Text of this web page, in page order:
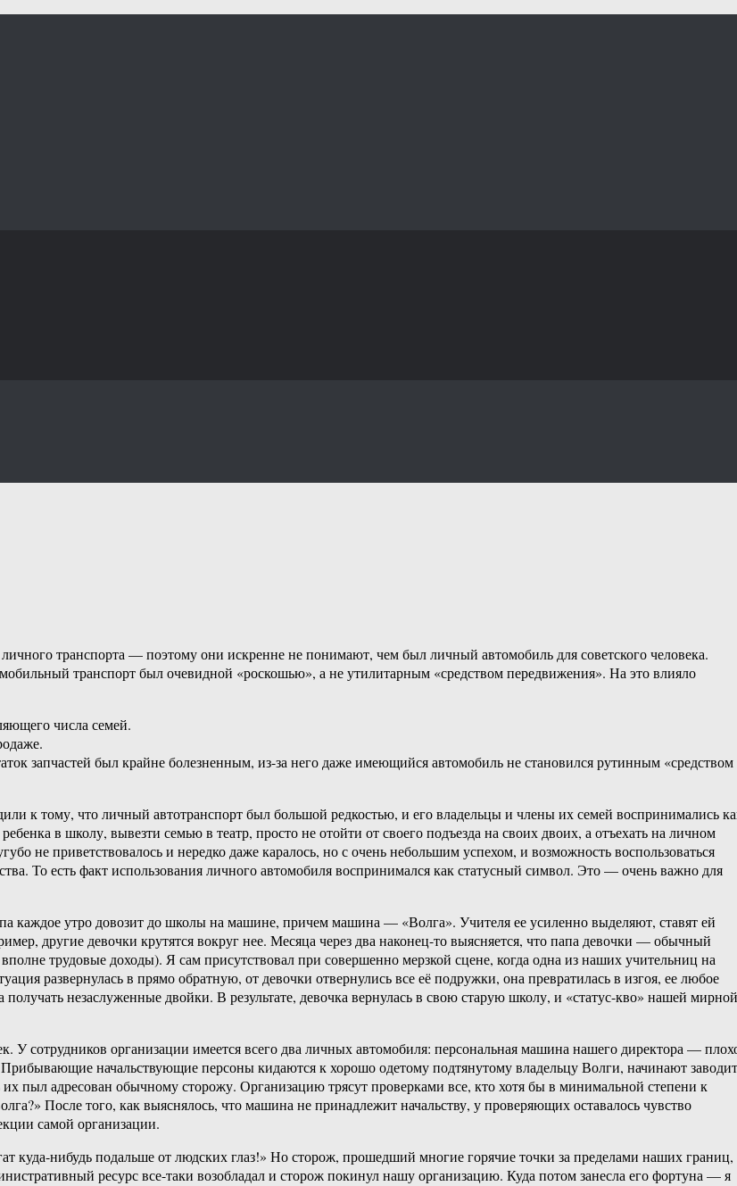
транспорта — поэтому они искренне не понимают, чем был личный автомобиль для советского человека.
транспорт был очевидной «роскошью», а не утилитарным «средством передвижения». На это влияло
числа семей.
запчастей был крайне болезненным, из-за него даже имеющийся автомобиль не становился рутинным «средством
к тому, что личный автотранспорт был большой редкостью, и его владельцы и члены их семей воспринимались
в школу, вывезти семью в театр, просто не отойти от своего подъезда на своих двоих, а отъехать на личном
не приветствовалось и нередко даже каралось, но с очень небольшим успехом, и возможность воспользоваться
То есть факт использования личного автомобиля воспринимался как статусный символ. Это — очень важно для
каждое утро довозит до школы на машине, причем машина — «Волга». Учителя ее усиленно выделяют, ставят ей
другие девочки крутятся вокруг нее. Месяца через два наконец-то выясняется, что папа девочки — обычный
трудовые доходы). Я сам присутствовал при совершенно мерзкой сцене, когда одна из наших учительниц на
развернулась в прямо обратную, от девочки отвернулись все её подружки, она превратилась в изгоя, ее любое
получать незаслуженные двойки. В результате, девочка вернулась в свою старую школу, и «статус-кво» нашей мирной
У сотрудников организации имеется всего два личных автомобиля: персональная машина нашего директора —
начальствующие персоны кидаются к хорошо одетому подтянутому владельцу Волги, начинают
пыл адресован обычному сторожу. Организацию трясут проверками все, кто хотя бы в минимальной степени к
После того, как выяснялось, что машина не принадлежит начальству, у проверяющих оставалось чувство
самой организации.
куда-нибудь подальше от людских глаз!» Но сторож, прошедший многие горячие точки за пределами наших границ,
ресурс все-таки возобладал и сторож покинул нашу организацию. Куда потом занесла его фортуна — я